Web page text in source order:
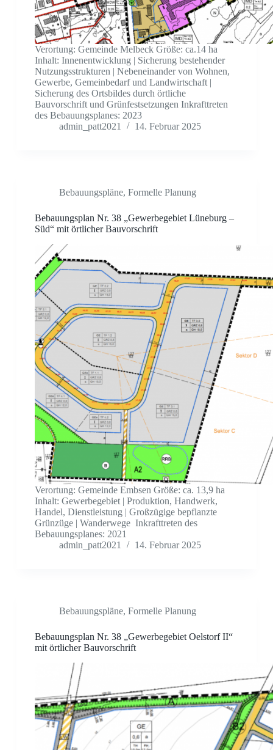
Verortung: Gemeinde Melbeck Größe: ca.14 ha
Inhalt: Innenentwicklung | Sicherung bestehender
Nutzungsstrukturen | Nebeneinander von Wohnen,
Gewerbe, Gemeinbedarf und Landwirtschaft |
Sicherung des Ortsbildes durch örtliche
Bauvorschrift und Grünfestsetzungen Inkrafttreten
des Bebauungsplanes: 2023
admin_patt2021
14. Februar 2025
Bebauungspläne, Formelle Planung
Bebauungsplan Nr. 38 „Gewerbegebiet Lüneburg –
Süd“ mit örtlicher Bauvorschrift
Verortung: Gemeinde Embsen Größe: ca. 13,9 ha
Inhalt: Gewerbegebiet | Produktion, Handwerk,
Handel, Dienstleistung | Großzügige bepflanzte
Grünzüge | Wanderwege Inkrafttreten des
Bebauungsplanes: 2021
admin_patt2021
14. Februar 2025
Bebauungspläne, Formelle Planung
Bebauungsplan Nr. 38 „Gewerbegebiet Oelstorf II“
mit örtlicher Bauvorschrift